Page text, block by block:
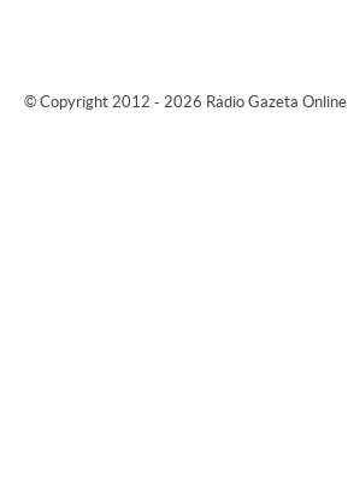
© Copyright 2012 - 2026 Rádio Gazeta Online